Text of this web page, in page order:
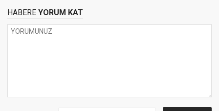
HABERE YORUM KAT